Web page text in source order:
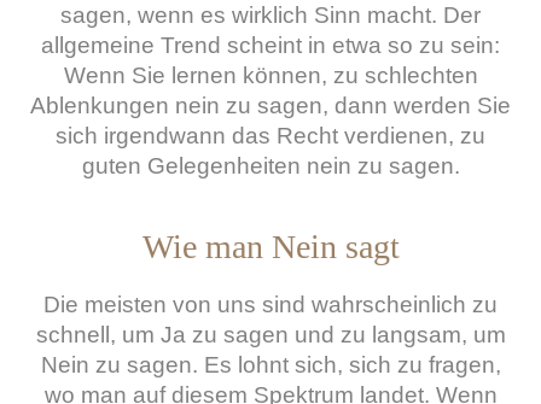
sagen, wenn es wirklich Sinn macht. Der
allgemeine Trend scheint in etwa so zu sein:
Wenn Sie lernen können, zu schlechten
Ablenkungen nein zu sagen, dann werden Sie
sich irgendwann das Recht verdienen, zu
guten Gelegenheiten nein zu sagen.
Wie man Nein sagt
Die meisten von uns sind wahrscheinlich zu
schnell, um Ja zu sagen und zu langsam, um
Nein zu sagen. Es lohnt sich, sich zu fragen,
wo man auf diesem Spektrum landet. Wenn